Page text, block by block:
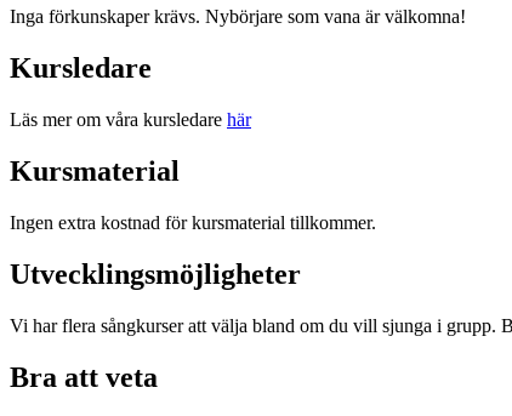
Inga förkunskaper krävs. Nybörjare som vana är välkomna!
Kursledare
Läs mer om våra kursledare här
Kursmaterial
Ingen extra kostnad för kursmaterial tillkommer.
Utvecklingsmöjligheter
Vi har flera sångkurser att välja bland om du vill sjunga i grupp.
Bra att veta